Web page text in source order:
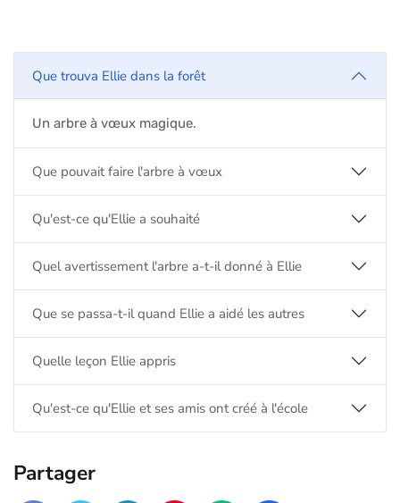
Que trouva Ellie dans la forêt
Un arbre à vœux magique.
Que pouvait faire l'arbre à vœux
Qu'est-ce qu'Ellie a souhaité
Quel avertissement l'arbre a-t-il donné à Ellie
Que se passa-t-il quand Ellie a aidé les autres
Quelle leçon Ellie appris
Qu'est-ce qu'Ellie et ses amis ont créé à l'école
Partager